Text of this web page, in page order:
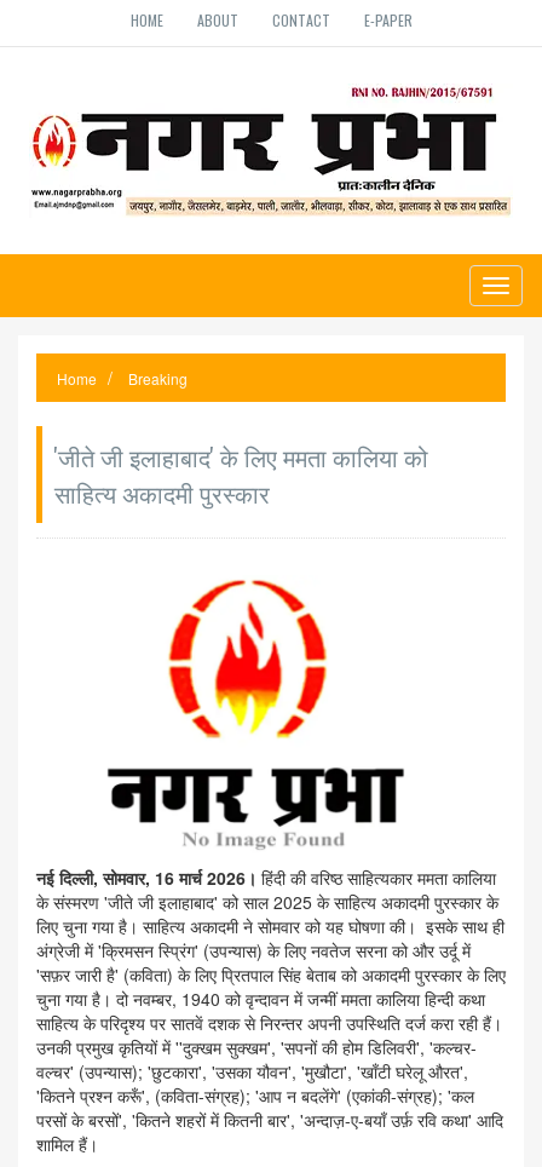
HOME ABOUT CONTACT E-PAPER
Home Breaking
'जीते जी इलाहाबाद' के लिए ममता कालिया को
साहित्य अकादमी पुरस्कार
नई दिल्ली, सोमवार, 16 मार्च 2026। हिंदी की वरिष्ठ साहित्यकार ममता कालिया
के संस्मरण 'जीते जी इलाहाबाद' को साल 2025 के साहित्य अकादमी पुरस्कार के
लिए चुना गया है। साहित्य अकादमी ने सोमवार को यह घोषणा की। इसके साथ ही
अंग्रेजी में 'क्रिमसन स्प्रिंग' (उपन्यास) के लिए नवतेज सरना को और उर्दू में
'सफ़र जारी है' (कविता) के लिए प्रितपाल सिंह बेताब को अकादमी पुरस्कार के लिए
चुना गया है। दो नवम्बर, 1940 को वृन्दावन में जन्मीं ममता कालिया हिन्दी कथा
साहित्य के परिदृश्य पर सातवें दशक से निरन्तर अपनी उपस्थिति दर्ज करा रही हैं।
उनकी प्रमुख कृतियों में ''दुक्खम सुक्खम', 'सपनों की होम डिलिवरी', 'कल्‍चर-
वल्चर' (उपन्यास); 'छुटकारा', 'उसका यौवन', 'मुखौटा', 'खाँटी घरेलू औरत',
'कितने प्रश्न करूँ', (कविता-संग्रह); 'आप न बदलेंगे' (एकांकी-संग्रह); 'कल
परसों के बरसों', 'कितने शहरों में कितनी बार', 'अन्‍दाज़-ए-बयाँ उर्फ़ रवि कथा' आदि
शामिल हैं।